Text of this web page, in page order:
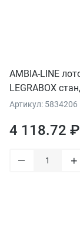
AMBIA-LINE
LEGRABOX
приборов,
Артикул: 5834206
4 118.72 ₽
– +